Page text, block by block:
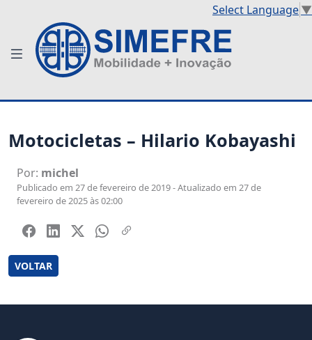
Select Language▼
Motocicletas – Hilario Kobayashi
Por: michel
Publicado em 27 de fevereiro de 2019 - Atualizado em 27 de
fevereiro de 2025 às 02:00
VOLTAR